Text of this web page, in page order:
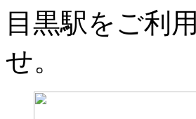
目黒駅をご利
せ。